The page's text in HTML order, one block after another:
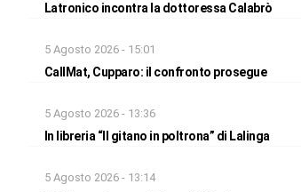
Latronico incontra la dottoressa Calabrò
5 Agosto 2026 - 15:01
CallMat, Cupparo: il confronto prosegue
5 Agosto 2026 - 13:36
In libreria “Il gitano in poltrona” di Lalinga
5 Agosto 2026 - 13:14